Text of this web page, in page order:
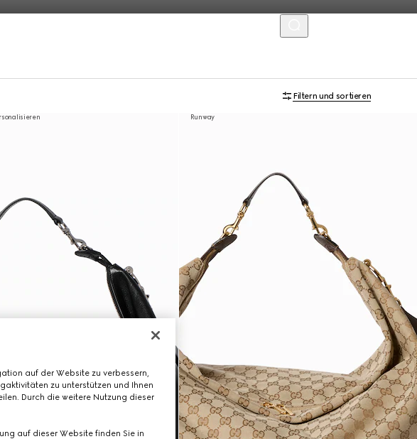
Filtern und sortieren
Runway
auf der Website zu verbessern,
zu unterstützen und Ihnen
Durch die weitere Nutzung dieser
auf dieser Website finden Sie in